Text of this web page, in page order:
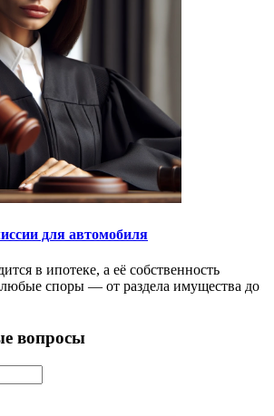
для автомобиля
в ипотеке, а её собственность
споры — от раздела имущества до
вопросы